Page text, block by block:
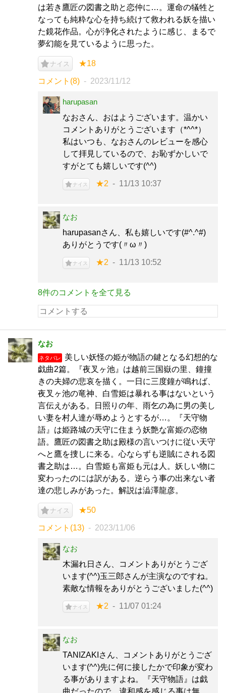
は若き鷹匠の図書之助と恋仲に…。運命の犠牲と
なっても純粋な心を持ち続けて救われる妖を描い
た鏡花作品。心が浄化されたように感じ、まるで
夢幻能を見ているように思った。
ナイス ★18
コメント(8) 2023/11/12
harupasan
なおさん、おはようございます。温かい
コメントありがとうございます（*^^*）
私はいつも、なおさんのレビューを感心
して拝見しているので、お恥ずかしいで
すがとても嬉しいです(^^)
ナイス ★2 11/13 10:37
なお
harupasanさん、私も嬉しいです(#^.^#)
ありがとうです(〃ω〃)
ナイス ★2 11/13 10:52
8件のコメントを全て見る
なお
ネタバレ
美しい妖怪の姫が物語の鍵となる幻想的な
戯曲2篇。『夜叉ヶ池』は越前三国嶽の里、鐘撞
きの夫婦の悲哀を描く。一日に三度鐘が鳴れば、
夜叉ヶ池の竜神、白雪姫は暴れる事はないという
言伝えがある。日照りの年、雨乞の為に男の美し
い妻を村人達が辱めようとするが…。『天守物
語』は姫路城の天守に住まう妖艶な富姫の恋物
語。鷹匠の図書之助は殿様の言いつけに従い天守
へと鷹を捜しに来る。心ならずも逆賊にされる図
書之助は…。白雪姫も富姫も元は人。妖しい物に
変わったのには訳がある。逆らう事の出来ない者
達の悲しみがあった。解説は澁澤龍彦。
ナイス ★50
コメント(13) 2023/11/06
なお
木漏れ日さん、コメントありがとうござ
います(^^)玉三郎さんが主演なのですね。
素敵な情報をありがとうございました(^^)
ナイス ★2 11/07 01:24
なお
TANIZAKIさん、コメントありがとうござ
います(^^)先に何に接したかで印象が変わ
る事がありますよね。『天守物語』は戯
曲だったので、違和感を感じる事は無